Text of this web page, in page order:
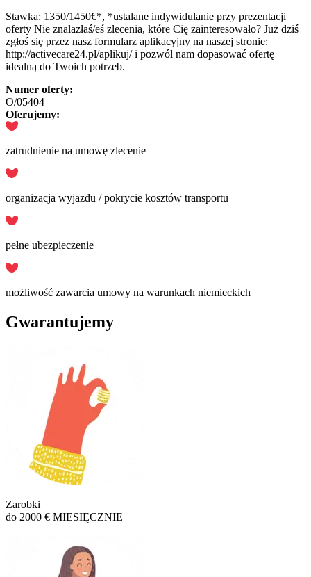
Stawka: 1350/1450€*, *ustalane indywidulanie przy prezentacji
oferty Nie znalazłaś/eś zlecenia, które Cię zainteresowało? Już dziś
zgłoś się przez nasz formularz aplikacyjny na naszej stronie:
http://activecare24.pl/aplikuj/ i pozwól nam dopasować ofertę
idealną do Twoich potrzeb.
Numer oferty:
O/05404
Oferujemy:
zatrudnienie na umowę zlecenie
organizacja wyjazdu / pokrycie kosztów transportu
pełne ubezpieczenie
możliwość zawarcia umowy na warunkach niemieckich
Gwarantujemy
Zarobki
do 2000 € MIESIĘCZNIE